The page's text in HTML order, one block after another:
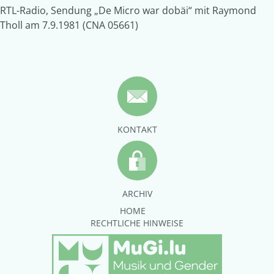
RTL-Radio, Sendung „De Micro war dobäi“ mit Raymond
Tholl am 7.9.1981 (CNA 05661)
KONTAKT
ARCHIV
HOME
RECHTLICHE HINWEISE